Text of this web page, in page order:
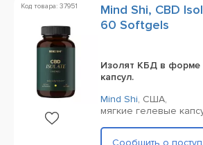
Код товара: 37951
Mind Shi, CBD
60 Softgels
Изолят КБД в форме
капсул.
Mind Shi, США,
мягкие гелевые
Сообщить о